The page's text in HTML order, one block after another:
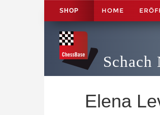
SHOP HOME
Schach
Elena